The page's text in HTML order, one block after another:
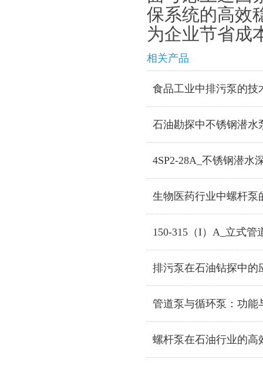
保系统的高效
为企业节省成
相关产品
食品工业中排污泵的技
石油勘探中不锈钢潜水
4SP2-28A_不锈钢潜水
生物医药行业中螺杆泵
150-315（I）A_立式管
排污泵在石油钻探中的
管道泵与循环泵：功能
螺杆泵在石油行业的高